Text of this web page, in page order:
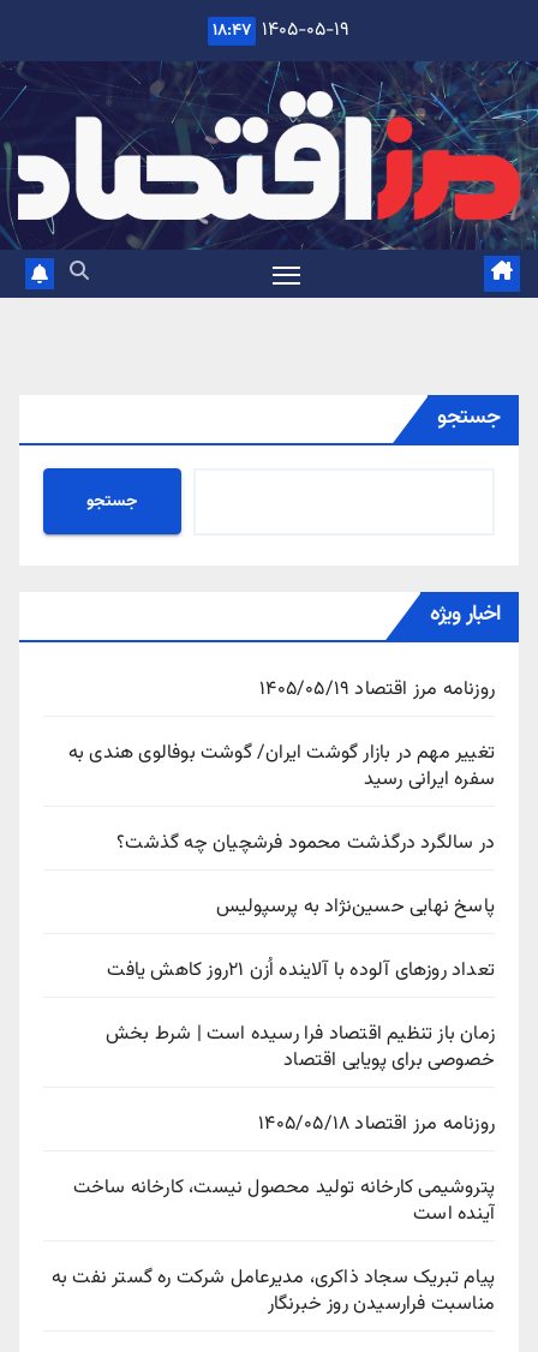
content
۱۴۰۵-۰۵-۱۹ ۱۸:۴۷
جستجو
جستجو
اخبار ویژه
روزنامه مرز اقتصاد ۱۴۰۵/۰۵/۱۹
تغییر مهم در بازار گوشت ایران/ گوشت بوفالوی هندی به
سفره ایرانی رسید
در سالگرد درگذشت محمود فرشچیان چه گذشت؟
پاسخ نهایی حسین‌نژاد به پرسپولیس
تعداد روزهای آلوده با آلاینده اُزن ۲۱روز کاهش یافت
زمان باز تنظیم اقتصاد فرا رسیده است | شرط بخش
خصوصی برای پویایی اقتصاد
روزنامه مرز اقتصاد ۱۴۰۵/۰۵/۱۸
پتروشیمی کارخانه تولید محصول نیست، کارخانه ساخت
آینده است
پیام تبریک سجاد ذاکری، مدیرعامل شرکت ره‌ گستر نفت به
مناسبت فرارسیدن روز خبرنگار